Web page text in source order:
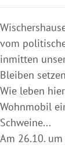
vom
inmitten
Bleiben
Wie leben
Wohnmobil
Schweine...
Am 26.10.